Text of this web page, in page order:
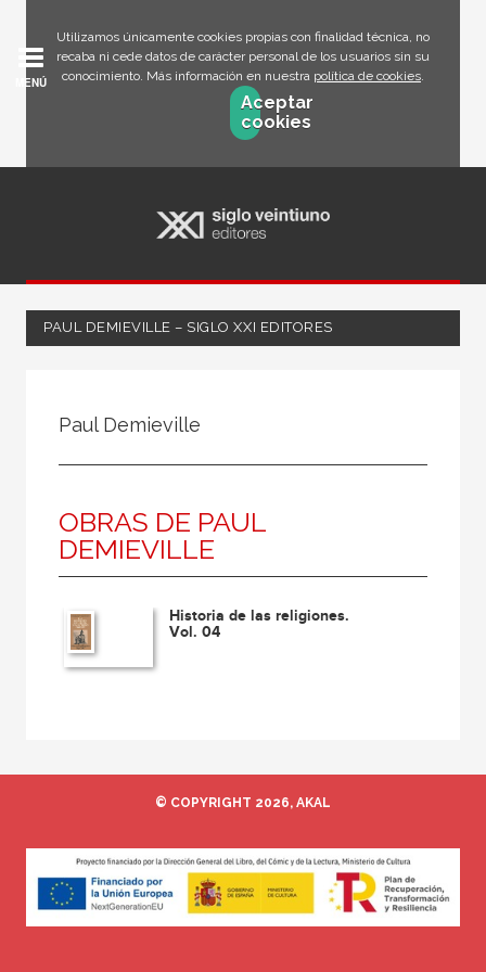
Utilizamos únicamente cookies propias con finalidad técnica, no
recaba ni cede datos de carácter personal de los usuarios sin su
conocimiento. Más información en nuestra política de cookies.
Aceptar
cookies
MENÚ
PAUL DEMIEVILLE – SIGLO XXI EDITORES
Paul Demieville
OBRAS DE PAUL
DEMIEVILLE
Historia de las religiones.
Vol. 04
© COPYRIGHT 2026, AKAL